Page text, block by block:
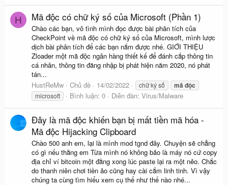
H Mã độc có chữ ký số của Microsoft (Phần 1)
Chào các bạn, vô tình mình đọc được bài phân tích của
CheckPoint về mã độc có chữ ký số của Microsoft, mình lược
dịch bài phân tích để các bạn nắm được nhé. GIỚI THIỆU
Zloader một mã độc ngân hàng thiết kế để đánh cắp thông tin
cá nhân, thông tin đăng nhập bị phát hiện năm 2020, nó phát
tán...
HustReMw
Chủ đề 14/02/2022 chữ ký số mã độc
microsoft Bình luận: 0 Diễn đàn: Virus/Malware
Đây là mã độc khiến bạn bị mất tiền mã hóa -
Mã độc Hijacking Clipboard
Chào 500 anh em, lại là mình mod tgnd đây. Chuyện sẽ chẳng
có gì nếu thằng em Từa mình nó không bảo là máy nó cứ copy
địa chỉ ví bitcoin một đằng xong lúc paste lại ra một nẻo. Chắc
do thanh niên chơi tiền ảo cũng hay cài cắm linh tinh. Vì vậy
chúng ta cùng tìm hiểu xem cụ thể như thế nào nhé...